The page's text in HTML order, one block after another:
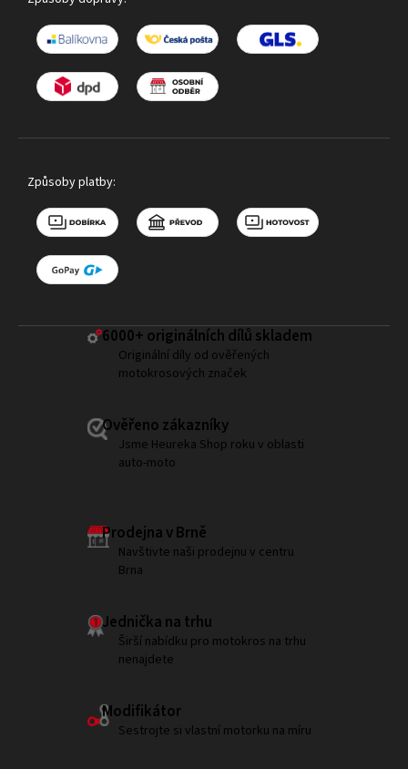
Způsoby platby:
6000+ ​originálních dílů skladem
Originální díly od ověřených
motokrosových značek
Ověřeno zákazníky
Jsme Heureka Shop roku v oblasti
auto-moto
Prodejna v Brně
Navštivte naši prodejnu v centru
Brna
Jednička na trhu
Širší nabídku pro motokros na trhu
nenajdete
Modifikátor
Sestrojte si vlastní motorku na míru